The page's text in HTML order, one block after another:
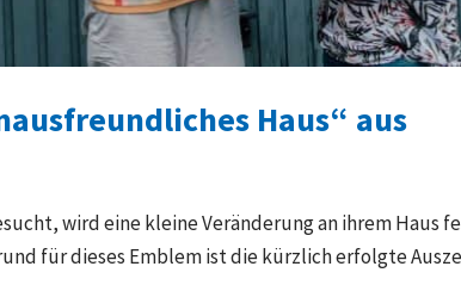
Haus“ aus
wird eine kleine Veränderung an ihrem Haus
für dieses Emblem ist die kürzlich erfolgte